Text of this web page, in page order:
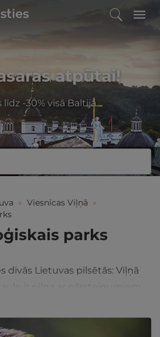
atpūtai!
līdz -30% visā Baltijā
» Viesnīcas Viļņā »
parks
divās Lietuvas pilsētās: Viļņā
ir pilna ar pārsteigumiem,
parka apmeklētāju.